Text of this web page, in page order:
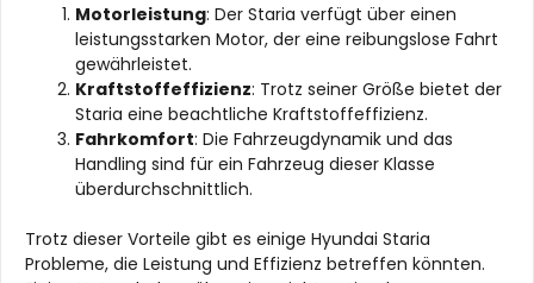
Motorleistung: Der Staria verfügt über einen
leistungsstarken Motor, der eine reibungslose Fahrt
gewährleistet.
Kraftstoffeffizienz: Trotz seiner Größe bietet der
Staria eine beachtliche Kraftstoffeffizienz.
Fahrkomfort: Die Fahrzeugdynamik und das
Handling sind für ein Fahrzeug dieser Klasse
überdurchschnittlich.
Trotz dieser Vorteile gibt es einige Hyundai Staria
Probleme, die Leistung und Effizienz betreffen könnten.